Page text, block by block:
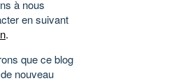
à nous
en suivant
.
que ce blog
nouveau